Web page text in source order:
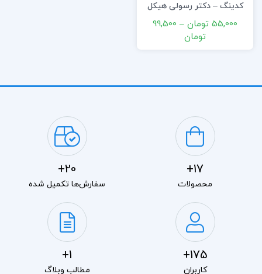
کدینگ – دکتر رسولی هیکل
آباد
55,000 تومان –
99,500
تومان
17+
محصولات
20+
سفارش‌ها تکمیل شده
175+
کاربران
1+
مطالب وبلاگ